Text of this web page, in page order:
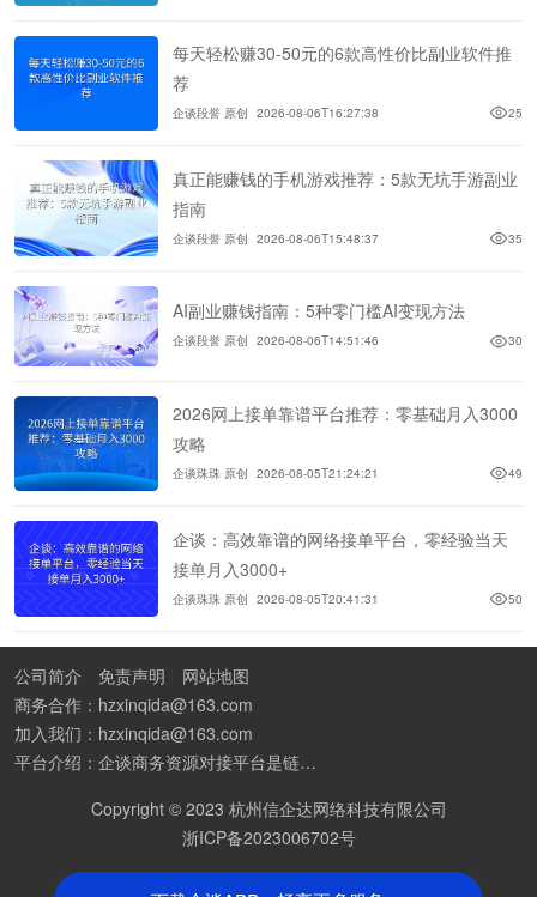
每天轻松赚30-50元的6款高性价比副业软件推
荐
企谈段誉 原创 2026-08-06T16:27:38 25
真正能赚钱的手机游戏推荐：5款无坑手游副业
指南
企谈段誉 原创 2026-08-06T15:48:37 35
AI副业赚钱指南：5种零门槛AI变现方法
企谈段誉 原创 2026-08-06T14:51:46 30
2026网上接单靠谱平台推荐：零基础月入3000
攻略
企谈珠珠 原创 2026-08-05T21:24:21 49
企谈：高效靠谱的网络接单平台，零经验当天
接单月入3000+
企谈珠珠 原创 2026-08-05T20:41:31 50
公司简介 免责声明
网站地图
商务合作：hzxinqida@163.com
加入我们：hzxinqida@163.com
平台介绍：企谈商务资源对接平台是链接资源人脉与客户的平台,也是地推app接任务平台、地推拉新团队接单平台。平台汇聚100W+商务资源，地推拉新、APP推广、BD异业合作等业务可免费发布。同时全国的地推团队和个人都可在地推接单平台找到赚钱项目和分享交流地推问题。
Copyright © 2023 杭州信企达网络科技有限公司
浙ICP备2023006702号